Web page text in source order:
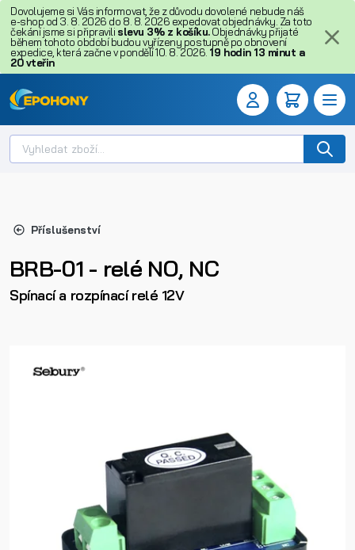
Dovolujeme si Vás informovat, že z důvodu dovolené nebude náš
e-shop od 3. 8. 2026 do 8. 8. 2026 expedovat objednávky. Za toto
čekání jsme si připravili slevu 3% z košíku.Objednávky přijaté
během tohoto období budou vyřízeny postupně po obnovení
expedice, která začne v pondělí 10. 8. 2026. 19 hodin 13 minut a
19 vteřin
Příslušenství
BRB-01 - relé NO, NC
Spínací a rozpínací relé 12V